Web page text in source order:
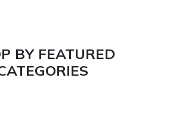
BY FEATURED